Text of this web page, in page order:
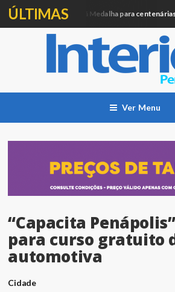
ÚLTIMAS
Câmara entregará Medalha para centenárias
Ver Menu
“Capacita
para curso gratuito
automotiva
Cidade